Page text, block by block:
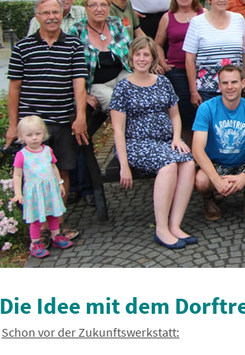
Die Idee mit dem
Schon vor der Zukunftswerkstatt: